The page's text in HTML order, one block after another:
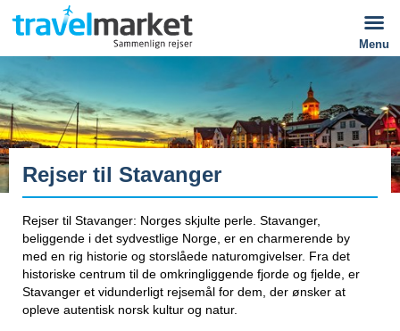
Menu
Rejser til Stavanger
Rejser til Stavanger: Norges skjulte perle. Stavanger,
beliggende i det sydvestlige Norge, er en charmerende by
med en rig historie og storslåede naturomgivelser. Fra det
historiske centrum til de omkringliggende fjorde og fjelde, er
Stavanger et vidunderligt rejsemål for dem, der ønsker at
opleve autentisk norsk kultur og natur.